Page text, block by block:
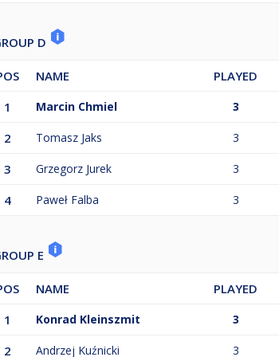
D
NAME PLAYED
1
Marcin Chmiel 3
2 Tomasz Jaks 3
3 Grzegorz Jurek 3
4 Paweł Falba 3
E
NAME PLAYED
1
Konrad Kleinszmit 3
2 Andrzej Kuźnicki 3